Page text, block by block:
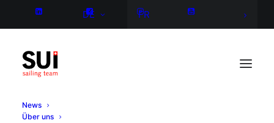
DE FR
News
Über uns